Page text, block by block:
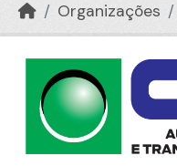
Organizações